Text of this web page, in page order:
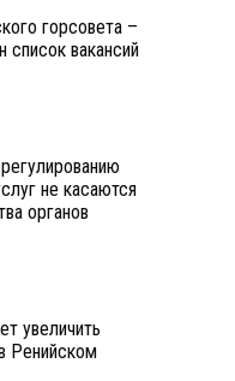
горсовета –
список вакансий
не касаются
органов
увеличить
Ренийском